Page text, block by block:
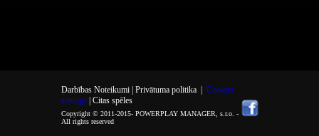
Darbības Noteikumi | Privātuma politika| Cookies
settings
| Citas spēles
Copyright © 2011-2015- POWERPLAY MANAGER, s.r.o. -
All rights reserved